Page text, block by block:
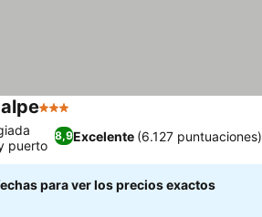
3 Estrellas
8,9Excelente (6.127 puntuaciones)
puerto
para ver los precios exactos